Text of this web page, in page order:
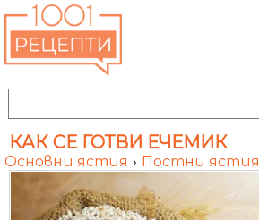
КАК СЕ ГОТВИ ЕЧЕМИК
Основни ястия › Постни ястия